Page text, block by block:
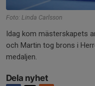
Foto: Linda Carlsson
Idag kom mästerskapets
och Martin tog brons i
medaljen.
Dela nyhet